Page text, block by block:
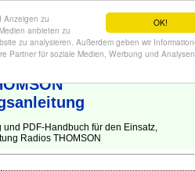
OK!
Anzeigen zu
anbieten zu
zu analysieren. Außerdem geben wir
Partner für soziale Medien, Werbung und Analysen
Sie die deutsche Anleitung!
und PDF-Handbuch für den Einsatz,
Radios THOMSON